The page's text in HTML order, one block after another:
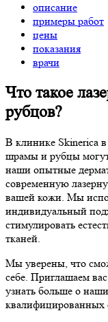
описание
примеры работ
цены
показания
врачи
Что такое
рубцов?
В клинике Skinerica
шрамы и рубцы могут
наши опытные
современную
вашей кожи. Мы
индивидуальный
стимулировать
тканей.
Мы уверены, что
себе. Приглашаем
узнать больше о
квалифицированных